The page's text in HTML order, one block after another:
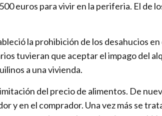
euros para vivir en la periferia. El de
la prohibición de los desahucios
tuvieran que aceptar el impago del
a una vivienda.
del precio de alimentos. De
y en el comprador. Una vez más se